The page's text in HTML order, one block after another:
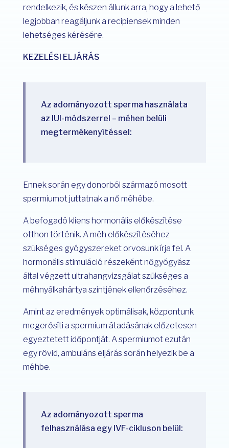
rendelkezik, és készen állunk arra, hogy a lehető
legjobban reagáljunk a recipiensek minden
lehetséges kérésére.
KEZELÉSI ELJÁRÁS
Az adományozott sperma használata
az IUI-módszerrel – méhen belüli
megtermékenyítéssel:
Ennek során egy donorból származó mosott
spermiumot juttatnak a nő méhébe.
A befogadó kliens hormonális előkészítése
otthon történik. A méh előkészítéséhez
szükséges gyógyszereket orvosunk írja fel. A
hormonális stimuláció részeként nőgyógyász
által végzett ultrahangvizsgálat szükséges a
méhnyálkahártya szintjének ellenőrzéséhez.
Amint az eredmények optimálisak, központunk
megerősíti a spermium átadásának előzetesen
egyeztetett időpontját. A spermiumot ezután
egy rövid, ambuláns eljárás során helyezik be a
méhbe.
Az adományozott sperma
felhasználása egy IVF-cikluson belül: